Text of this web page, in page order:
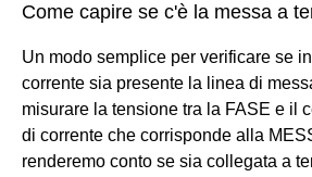
Come capire se c'è la messa a
Un modo semplice per verificare se
corrente sia presente la linea di
misurare la tensione tra la FASE e il
di corrente che corrisponde alla
renderemo conto se sia collegata a